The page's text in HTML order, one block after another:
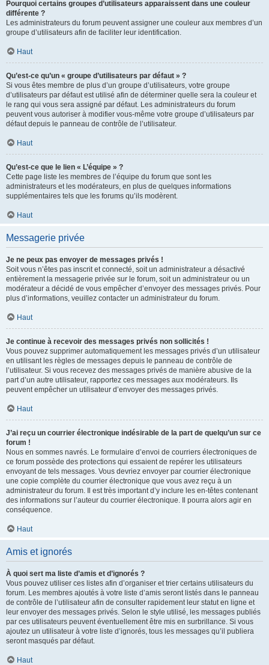
Pourquoi certains groupes d’utilisateurs apparaissent dans une couleur
différente ?
Les administrateurs du forum peuvent assigner une couleur aux membres d’un
groupe d’utilisateurs afin de faciliter leur identification.
Haut
Qu’est-ce qu’un « groupe d’utilisateurs par défaut » ?
Si vous êtes membre de plus d’un groupe d’utilisateurs, votre groupe
d’utilisateurs par défaut est utilisé afin de déterminer quelle sera la couleur et
le rang qui vous sera assigné par défaut. Les administrateurs du forum
peuvent vous autoriser à modifier vous-même votre groupe d’utilisateurs par
défaut depuis le panneau de contrôle de l’utilisateur.
Haut
Qu’est-ce que le lien « L’équipe » ?
Cette page liste les membres de l’équipe du forum que sont les
administrateurs et les modérateurs, en plus de quelques informations
supplémentaires tels que les forums qu’ils modèrent.
Haut
Messagerie privée
Je ne peux pas envoyer de messages privés !
Soit vous n’êtes pas inscrit et connecté, soit un administrateur a désactivé
entièrement la messagerie privée sur le forum, soit un administrateur ou un
modérateur a décidé de vous empêcher d’envoyer des messages privés. Pour
plus d’informations, veuillez contacter un administrateur du forum.
Haut
Je continue à recevoir des messages privés non sollicités !
Vous pouvez supprimer automatiquement les messages privés d’un utilisateur
en utilisant les règles de messages depuis le panneau de contrôle de
l’utilisateur. Si vous recevez des messages privés de manière abusive de la
part d’un autre utilisateur, rapportez ces messages aux modérateurs. Ils
peuvent empêcher un utilisateur d’envoyer des messages privés.
Haut
J’ai reçu un courrier électronique indésirable de la part de quelqu’un sur ce
forum !
Nous en sommes navrés. Le formulaire d’envoi de courriers électroniques de
ce forum possède des protections qui essaient de repérer les utilisateurs
envoyant de tels messages. Vous devriez envoyer par courrier électronique
une copie complète du courrier électronique que vous avez reçu à un
administrateur du forum. Il est très important d’y inclure les en-têtes contenant
des informations sur l’auteur du courrier électronique. Il pourra alors agir en
conséquence.
Haut
Amis et ignorés
À quoi sert ma liste d’amis et d’ignorés ?
Vous pouvez utiliser ces listes afin d’organiser et trier certains utilisateurs du
forum. Les membres ajoutés à votre liste d’amis seront listés dans le panneau
de contrôle de l’utilisateur afin de consulter rapidement leur statut en ligne et
leur envoyer des messages privés. Selon le style utilisé, les messages publiés
par ces utilisateurs peuvent éventuellement être mis en surbrillance. Si vous
ajoutez un utilisateur à votre liste d’ignorés, tous les messages qu’il publiera
seront masqués par défaut.
Haut